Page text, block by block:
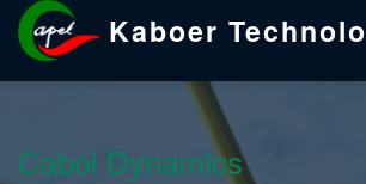
Kaboer
Cabol Dynamics